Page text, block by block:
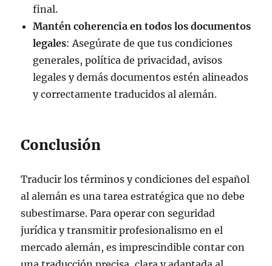
final.
Mantén coherencia en todos los documentos
legales: Asegúrate de que tus condiciones
generales, política de privacidad, avisos
legales y demás documentos estén alineados
y correctamente traducidos al alemán.
Conclusión
Traducir los términos y condiciones del español
al alemán es una tarea estratégica que no debe
subestimarse. Para operar con seguridad
jurídica y transmitir profesionalismo en el
mercado alemán, es imprescindible contar con